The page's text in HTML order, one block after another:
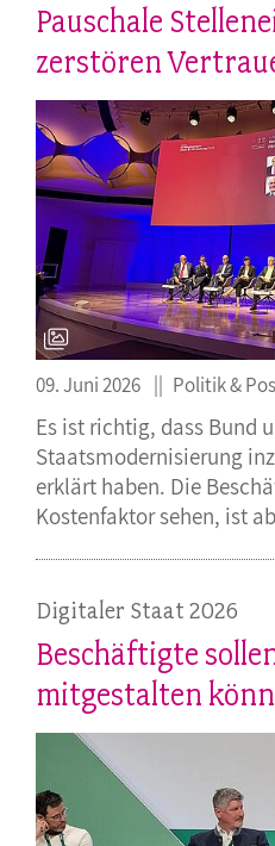
Pauschale
zerstören
09. Juni 2026 Politik &
Es ist richtig, dass Bund
Staatsmodernisierung
erklärt haben. Die
Kostenfaktor sehen, ist
Digitaler Staat 2026
Beschäftigte
mitgestalten